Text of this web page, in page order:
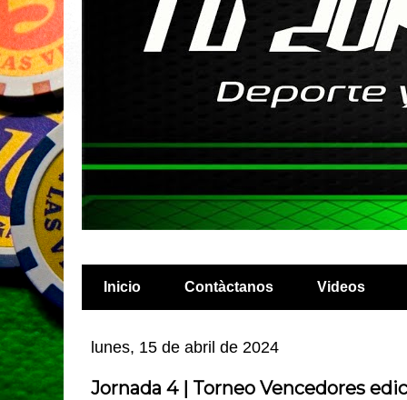
Inicio Contàctanos Videos
lunes, 15 de abril de 2024
Jornada 4 | Torneo Vencedores